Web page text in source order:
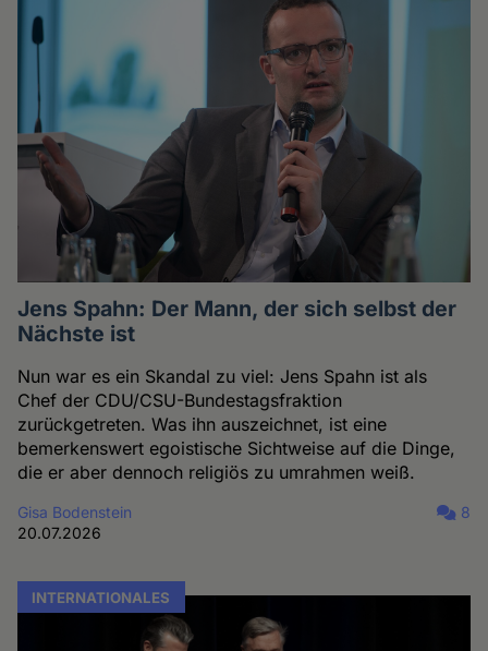
Jens Spahn: Der Mann, der sich selbst der
Nächste ist
Nun war es ein Skandal zu viel: Jens Spahn ist als
Chef der CDU/CSU-Bundestagsfraktion
zurückgetreten. Was ihn auszeichnet, ist eine
bemerkenswert egoistische Sichtweise auf die Dinge,
die er aber dennoch religiös zu umrahmen weiß.
Gisa Bodenstein
20.07.2026
8
INTERNATIONALES